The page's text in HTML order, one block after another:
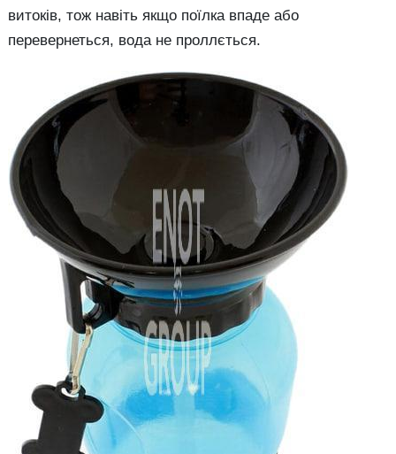
витоків, тож навіть якщо поїлка впаде або
перевернеться, вода не проллється.